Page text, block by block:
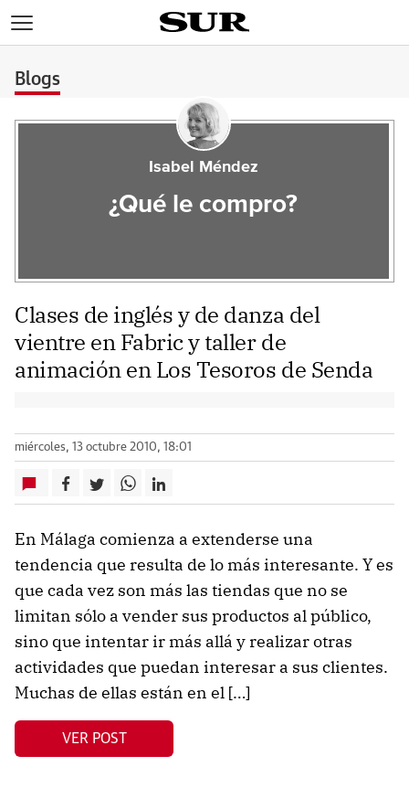
Blogs
Isabel Méndez
¿Qué le compro?
Clases de inglés y de danza del
vientre en Fabric y taller de
animación en Los Tesoros de Senda
miércoles, 13 octubre 2010, 18:01
En Málaga comienza a extenderse una
tendencia que resulta de lo más interesante. Y es
que cada vez son más las tiendas que no se
limitan sólo a vender sus productos al público,
sino que intentar ir más allá y realizar otras
actividades que puedan interesar a sus clientes.
Muchas de ellas están en el […]
VER POST